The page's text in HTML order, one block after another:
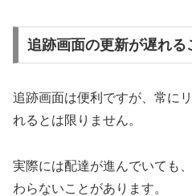
追跡画面の更新が遅れる
追跡画面は便利ですが、常に
れるとは限りません。
実際には配達が進んでいても
わらないことがあります。